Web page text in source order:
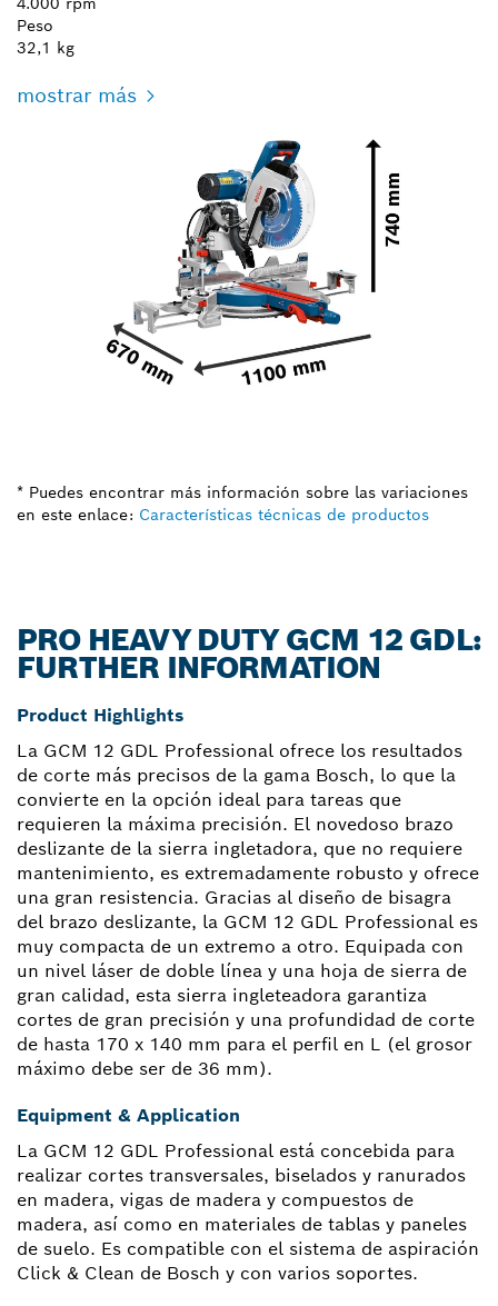
Peso
32,1 kg
mostrar más
* Puedes encontrar más información sobre las variaciones
en este enlace: Características técnicas de productos
PRO HEAVY DUTY GCM 12 GDL:
FURTHER INFORMATION
Product Highlights
La GCM 12 GDL Professional ofrece los resultados
de corte más precisos de la gama Bosch, lo que la
convierte en la opción ideal para tareas que
requieren la máxima precisión. El novedoso brazo
deslizante de la sierra ingletadora, que no requiere
mantenimiento, es extremadamente robusto y ofrece
una gran resistencia. Gracias al diseño de bisagra
del brazo deslizante, la GCM 12 GDL Professional es
muy compacta de un extremo a otro. Equipada con
un nivel láser de doble línea y una hoja de sierra de
gran calidad, esta sierra ingleteadora garantiza
cortes de gran precisión y una profundidad de corte
de hasta 170 x 140 mm para el perfil en L (el grosor
máximo debe ser de 36 mm).
Equipment & Application
La GCM 12 GDL Professional está concebida para
realizar cortes transversales, biselados y ranurados
en madera, vigas de madera y compuestos de
madera, así como en materiales de tablas y paneles
de suelo. Es compatible con el sistema de aspiración
Click & Clean de Bosch y con varios soportes.